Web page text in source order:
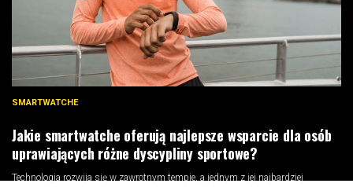
SMARTWATCHE
Jakie smartwatche oferują najlepsze wsparcie dla osób
uprawiających różne dyscypliny sportowe?
Technologia rozwija się w zawrotnym tempie, a jednym z jej najbardziej